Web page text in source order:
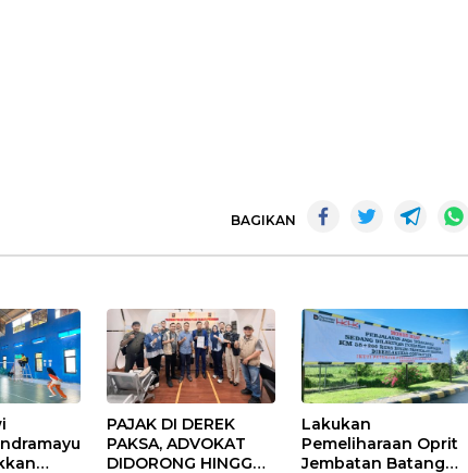
BAGIKAN
PAJAK DI DEREK
PAKSA, ADVOKAT
DIDORONG HINGGA
Lakukan
Pemeliharaan Oprit
Jembatan Batang